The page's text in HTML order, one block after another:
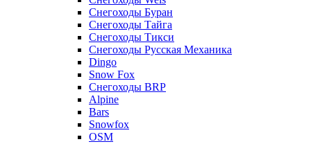
Снегоходы Буран
Снегоходы Тайга
Снегоходы Тикси
Снегоходы Русская Механика
Dingo
Snow Fox
Снегоходы BRP
Alpine
Bars
Snowfox
OSM